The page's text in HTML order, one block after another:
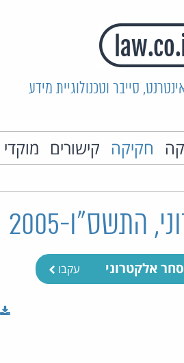
סייבר וטכנולוגיית מידע
חקיקה קישורים
התשס"ו-2005
אלקטרוני עקבו